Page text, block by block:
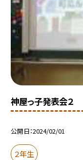
神屋っ子発表会２
公開日 2024/02/01
２年生